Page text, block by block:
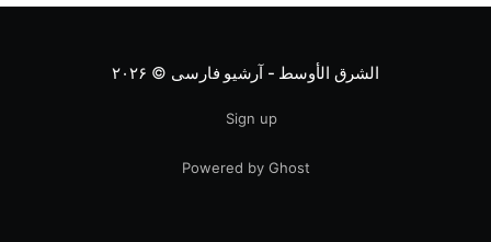
الشرق الأوسط - آرشیو فارسی © ۲۰۲۶
Sign up
Powered by Ghost